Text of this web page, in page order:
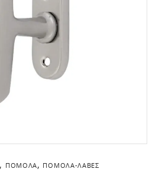
, ΠΌΜΟΛΑ, ΠΌΜΟΛΑ-ΛΑΒΈΣ